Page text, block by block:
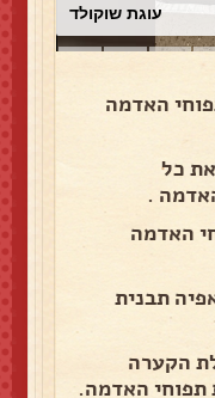
עוגת שוקולד
את תפוחי האדמה
כל
.
האדמה
תבנית
הקערה
תפוחי האדמה.